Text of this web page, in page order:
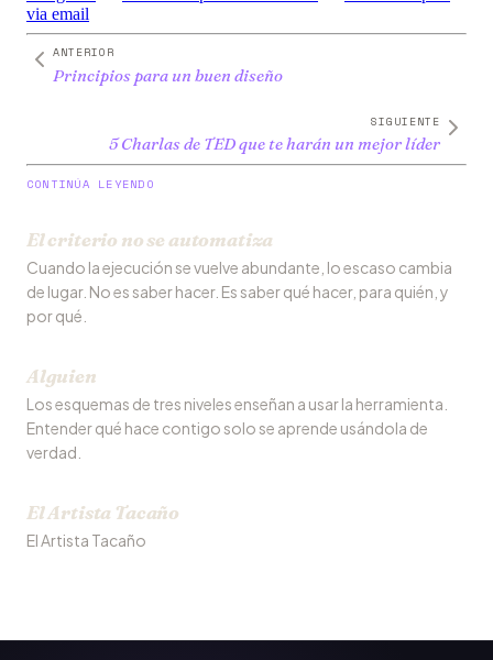
via email
ANTERIOR
Principios para un buen diseño
SIGUIENTE
5 Charlas de TED que te harán un mejor líder
CONTINÚA LEYENDO
El criterio no se automatiza
Cuando la ejecución se vuelve abundante, lo escaso cambia
de lugar. No es saber hacer. Es saber qué hacer, para quién, y
por qué.
Alguien
Los esquemas de tres niveles enseñan a usar la herramienta.
Entender qué hace contigo solo se aprende usándola de
verdad.
El Artista Tacaño
El Artista Tacaño